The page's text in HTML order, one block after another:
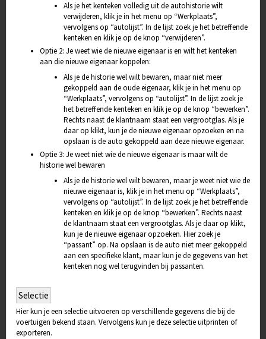
Als je het kenteken volledig uit de autohistorie wilt
verwijderen, klik je in het menu op “Werkplaats”,
vervolgens op “autolijst”. In de lijst zoek je het betreffende
kenteken en klik je op de knop “verwijderen”.
Optie 2: Je weet wie de nieuwe eigenaar is en wilt het kenteken
aan die nieuwe eigenaar koppelen:
Als je de historie wel wilt bewaren, maar niet meer
gekoppeld aan de oude eigenaar, klik je in het menu op
“Werkplaats”, vervolgens op “autolijst”. In de lijst zoek je
het betreffende kenteken en klik je op de knop “bewerken”.
Rechts naast de klantnaam staat een vergrootglas. Als je
daar op klikt, kun je de nieuwe eigenaar opzoeken en na
opslaan is de auto gekoppeld aan deze nieuwe eigenaar.
Optie 3: Je weet niet wie de nieuwe eigenaar is maar wilt de
historie wel bewaren
Als je de historie wel wilt bewaren, maar je weet niet wie de
nieuwe eigenaar is, klik je in het menu op “Werkplaats”,
vervolgens op “autolijst”. In de lijst zoek je het betreffende
kenteken en klik je op de knop “bewerken”. Rechts naast
de klantnaam staat een vergrootglas. Als je daar op klikt,
kun je de nieuwe eigenaar opzoeken. Hier zoek je
“passant” op. Na opslaan is de auto niet meer gekoppeld
aan een specifieke klant, maar kun je de gegevens van het
kenteken nog wel terugvinden bij passanten.
Selectie
Hier kun je een selectie uitvoeren op verschillende gegevens die bij de
voertuigen bekend staan. Vervolgens kun je deze selectie uitprinten of
exporteren.